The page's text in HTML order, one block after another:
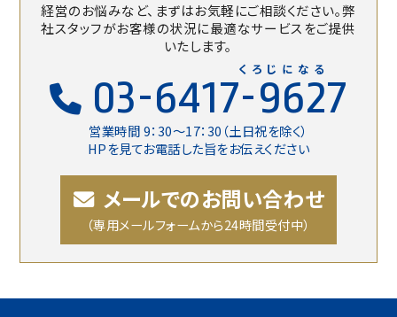
経営のお悩みなど、まずはお気軽にご相談ください。弊
社スタッフがお客様の状況に最適なサービスをご提供
いたします。
03-6417-9627
営業時間 9：30〜17：30（土日祝を除く）
HPを見てお電話した旨をお伝えください
くろじになる
メールでのお問い合わせ
（専用メールフォームから24時間受付中）